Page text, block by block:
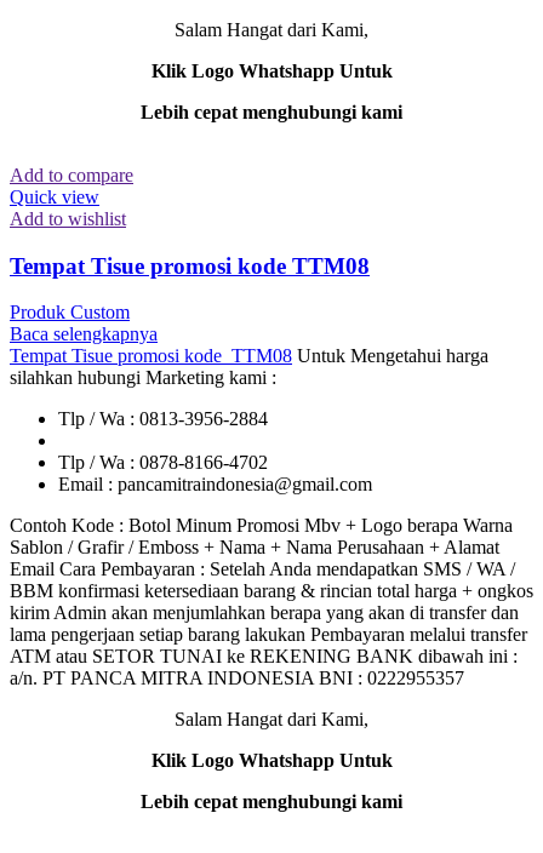
Salam Hangat dari Kami,
Klik Logo Whatshapp Untuk
Lebih cepat menghubungi kami
Add to compare
Quick view
Add to wishlist
Tempat Tisue promosi kode TTM08
Produk Custom
Baca selengkapnya
Tempat Tisue promosi kode TTM08 Untuk Mengetahui harga
silahkan hubungi Marketing kami :
Tlp / Wa : 0813-3956-2884
Tlp / Wa : 0878-8166-4702
Email : pancamitraindonesia@gmail.com
Contoh Kode : Botol Minum Promosi Mbv + Logo berapa Warna
Sablon / Grafir / Emboss + Nama + Nama Perusahaan + Alamat
Email Cara Pembayaran : Setelah Anda mendapatkan SMS / WA /
BBM konfirmasi ketersediaan barang & rincian total harga + ongkos
kirim Admin akan menjumlahkan berapa yang akan di transfer dan
lama pengerjaan setiap barang lakukan Pembayaran melalui transfer
ATM atau SETOR TUNAI ke REKENING BANK dibawah ini :
a/n. PT PANCA MITRA INDONESIA BNI : 0222955357
Salam Hangat dari Kami,
Klik Logo Whatshapp Untuk
Lebih cepat menghubungi kami